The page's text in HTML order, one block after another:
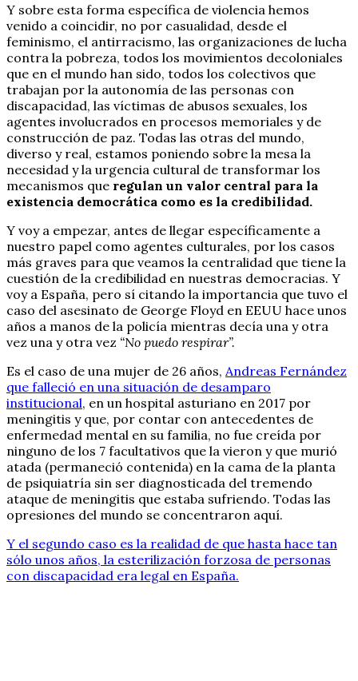
Y sobre esta forma específica de violencia hemos
venido a coincidir, no por casualidad, desde el
feminismo, el antirracismo, las organizaciones de lucha
contra la pobreza, todos los movimientos decoloniales
que en el mundo han sido, todos los colectivos que
trabajan por la autonomía de las personas con
discapacidad, las víctimas de abusos sexuales, los
agentes involucrados en procesos memoriales y de
construcción de paz. Todas las otras del mundo,
diverso y real, estamos poniendo sobre la mesa la
necesidad y la urgencia cultural de transformar los
mecanismos que regulan un valor central para la
existencia democrática como es la credibilidad.
Y voy a empezar, antes de llegar específicamente a
nuestro papel como agentes culturales, por los casos
más graves para que veamos la centralidad que tiene la
cuestión de la credibilidad en nuestras democracias. Y
voy a España, pero sí citando la importancia que tuvo el
caso del asesinato de George Floyd en EEUU hace unos
años a manos de la policía mientras decía una y otra
vez una y otra vez “No puedo respirar”.
Es el caso de una mujer de 26 años, Andreas Fernández
que falleció en una situación de desamparo
institucional, en un hospital asturiano en 2017 por
meningitis y que, por contar con antecedentes de
enfermedad mental en su familia, no fue creída por
ninguno de los 7 facultativos que la vieron y que murió
atada (permaneció contenida) en la cama de la planta
de psiquiatría sin ser diagnosticada del tremendo
ataque de meningitis que estaba sufriendo. Todas las
opresiones del mundo se concentraron aquí.
Y el segundo caso es la realidad de que hasta hace tan
sólo unos años, la esterilización forzosa de personas
con discapacidad era legal en España.